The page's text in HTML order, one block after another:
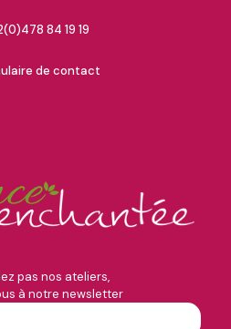
84 19 19
de contact
pas nos ateliers,
à notre newsletter